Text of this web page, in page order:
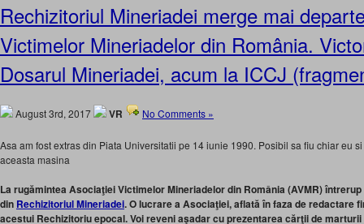
Rechizitoriul Mineriadei merge mai
Victimelor Mineriadelor din România.
Dosarul Mineriadei, acum la ICCJ
August 3rd, 2017 VR No Comments »
Asa am fost extras din Piata Universitatii pe 14 iunie 1990. Posibil sa fiu chiar eu
aceasta masina
La rugămintea Asociaţiei Victimelor Mineriadelor din România (AVMR)
din Rechizitoriul Mineriadei. O lucrare a Asociaţiei, aflată în faza de redactare
acestui Rechizitoriu epocal. Voi reveni aşadar cu prezentarea cărţii de